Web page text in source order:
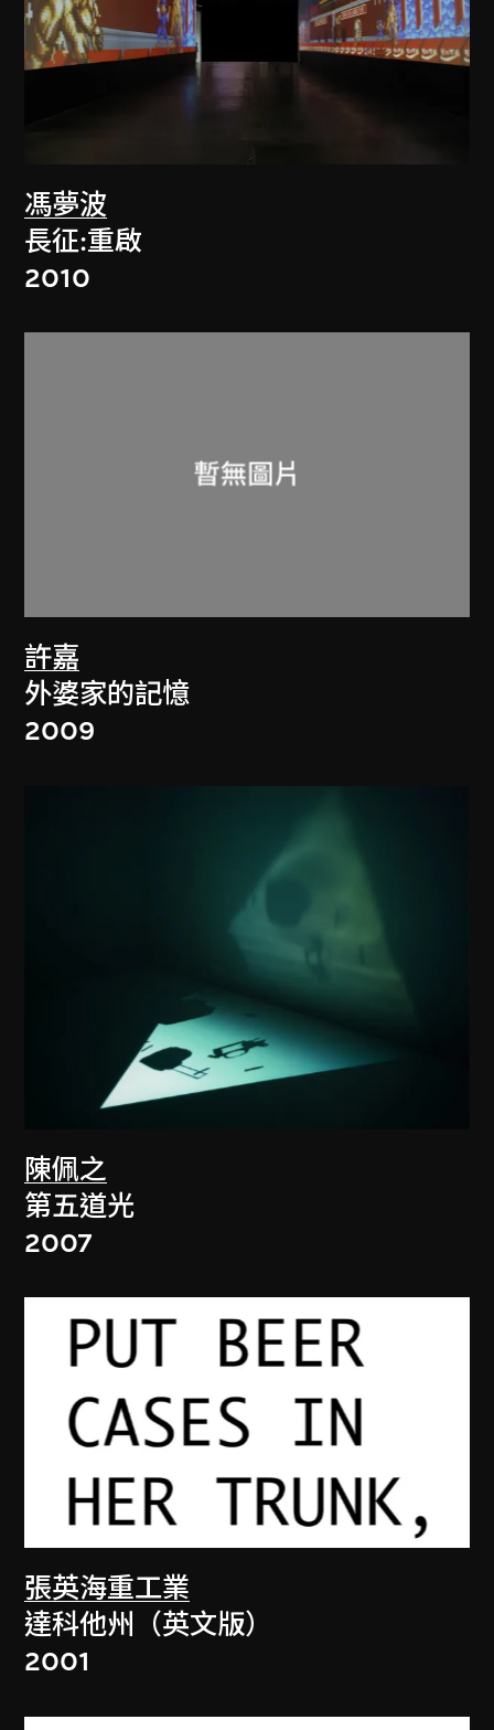
馮夢波
長征:重啟
2010
許嘉
外婆家的記憶
2009
陳佩之
第五道光
2007
張英海重工業
達科他州（英文版）
2001